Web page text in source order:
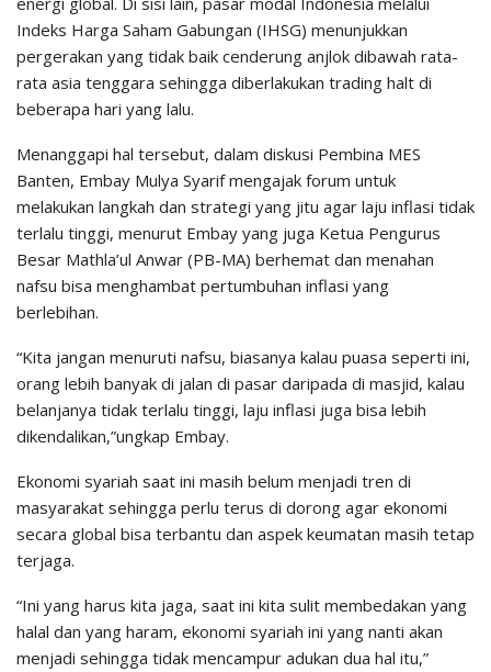
Indeks Harga Saham Gabungan (IHSG) menunjukkan
pergerakan yang tidak baik cenderung anjlok dibawah rata-
rata asia tenggara sehingga diberlakukan trading halt di
beberapa hari yang lalu.
Menanggapi hal tersebut, dalam diskusi Pembina MES
Banten, Embay Mulya Syarif mengajak forum untuk
melakukan langkah dan strategi yang jitu agar laju inflasi tidak
terlalu tinggi, menurut Embay yang juga Ketua Pengurus
Besar Mathla’ul Anwar (PB-MA) berhemat dan menahan
nafsu bisa menghambat pertumbuhan inflasi yang
berlebihan.
“Kita jangan menuruti nafsu, biasanya kalau puasa seperti ini,
orang lebih banyak di jalan di pasar daripada di masjid, kalau
belanjanya tidak terlalu tinggi, laju inflasi juga bisa lebih
dikendalikan,”ungkap Embay.
Ekonomi syariah saat ini masih belum menjadi tren di
masyarakat sehingga perlu terus di dorong agar ekonomi
secara global bisa terbantu dan aspek keumatan masih tetap
terjaga.
“Ini yang harus kita jaga, saat ini kita sulit membedakan yang
halal dan yang haram, ekonomi syariah ini yang nanti akan
menjadi sehingga tidak mencampur adukan dua hal itu,”